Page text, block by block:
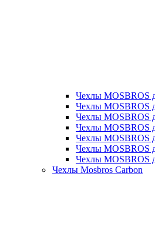
Чехлы MOSBROS
Чехлы MOSBROS
Чехлы MOSBROS
Чехлы MOSBROS
Чехлы MOSBROS
Чехлы MOSBROS
Чехлы MOSBROS
Чехлы Mosbros Carbon